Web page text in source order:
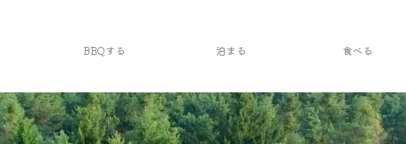
BBQする 泊まる 食べる